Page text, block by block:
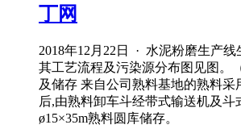
丁网
2018年12月22日 · 水泥粉磨生产
其工艺流程及污染源分布图见图。
及储存 来自公司熟料基地的熟料采
后,由熟料卸车斗经带式输送机及斗
ø15×35m熟料圆库储存。